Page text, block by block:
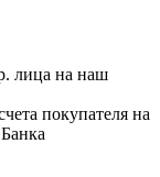
лица на наш
покупателя на